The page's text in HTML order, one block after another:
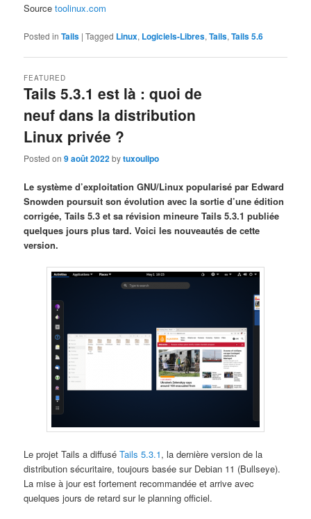
Sourcetoolinux.com
Posted in Tails |Tagged Linux, Logiciels-Libres,Tails,Tails 5.6
Tails 5.3.1 est là : quoi de
neuf dans la distribution
Linux privée ?
FEATURED
Posted on9 août 2022bytuxoulipo
Le système d’exploitation GNU/Linux popularisé par Edward
Snowden poursuit son évolution avec la sortie d’une édition
corrigée, Tails 5.3 et sa révision mineure Tails 5.3.1 publiée
quelques jours plus tard. Voici les nouveautés de cette
version.
Le projet Tails a diffuséTails 5.3.1, la dernière version de la
distribution sécuritaire, toujours basée sur Debian 11 (Bullseye).
La mise à jour est fortement recommandée et arrive avec
quelques jours de retard sur le planning officiel.